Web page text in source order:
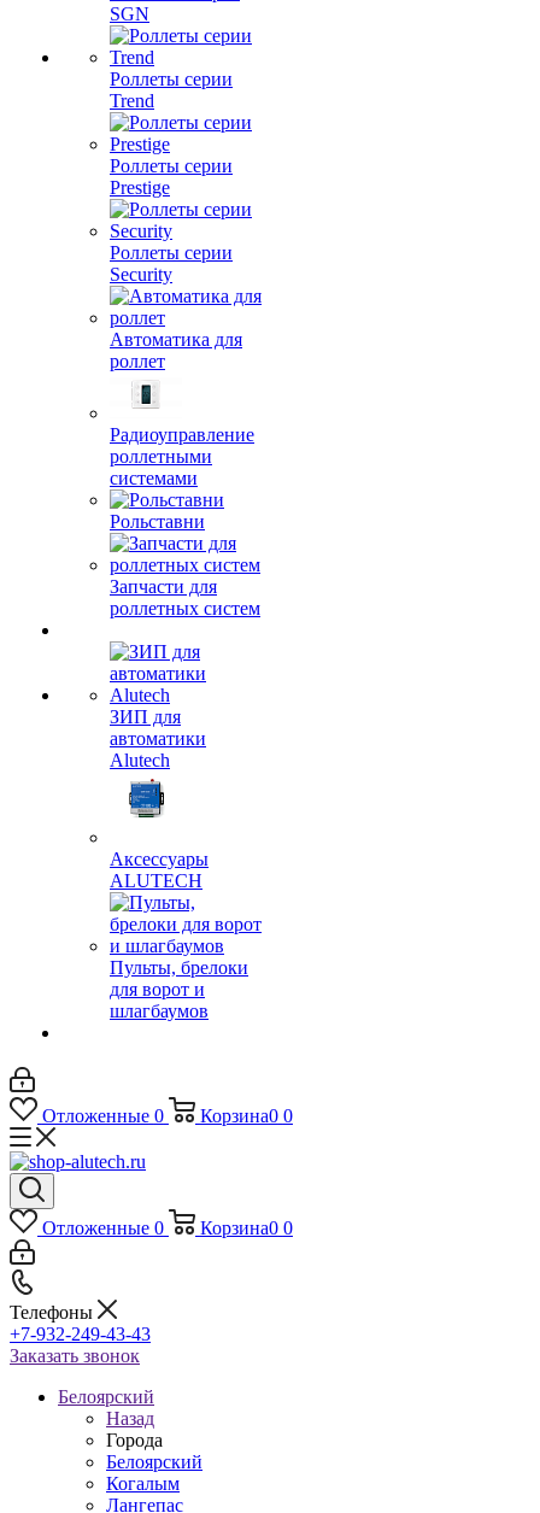
SGN
Роллеты серии
Trend
Роллеты серии
Prestige
Роллеты серии
Security
Автоматика для
роллет
Радиоуправление
роллетными
системами
Рольставни
Запчасти для
роллетных систем
ЗИП для
автоматики
Alutech
Аксессуары
ALUTECH
Пульты, брелоки
для ворот и
шлагбаумов
Отложенные 0 Корзина0 0
Отложенные 0 Корзина0 0
Телефоны
+7-932-249-43-43
Заказать звонок
Белоярский
Назад
Города
Белоярский
Когалым
Лангепас